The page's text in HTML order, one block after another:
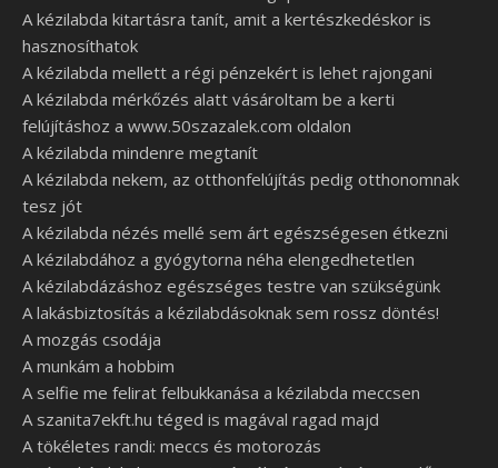
A kézilabda kitartásra tanít, amit a kertészkedéskor is
hasznosíthatok
A kézilabda mellett a régi pénzekért is lehet rajongani
A kézilabda mérkőzés alatt vásároltam be a kerti
felújításhoz a www.50szazalek.com oldalon
A kézilabda mindenre megtanít
A kézilabda nekem, az otthonfelújítás pedig otthonomnak
tesz jót
A kézilabda nézés mellé sem árt egészségesen étkezni
A kézilabdához a gyógytorna néha elengedhetetlen
A kézilabdázáshoz egészséges testre van szükségünk
A lakásbiztosítás a kézilabdásoknak sem rossz döntés!
A mozgás csodája
A munkám a hobbim
A selfie me felirat felbukkanása a kézilabda meccsen
A szanita7ekft.hu téged is magával ragad majd
A tökéletes randi: meccs és motorozás